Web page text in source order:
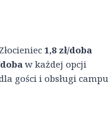
1,8 zł/doba
doba w każdej opcji
gości i obsługi campu